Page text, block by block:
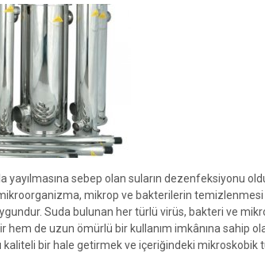
yayılmasına sebep olan suların
mikrop ve bakterilerin
Suda bulunan her türlü virüs, bakteri ve
hem de uzun ömürlü bir kullanım imkânına sahip
bir hale getirmek ve içeriğindeki mikroskobik